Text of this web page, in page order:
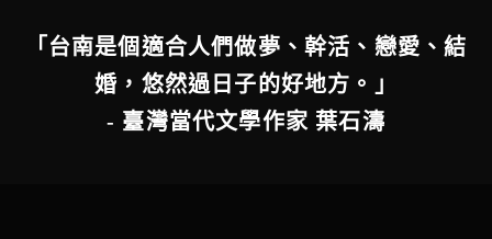
「台南是個適合人們做夢、幹活、戀愛、結
婚，悠然過日子的好地方。」
- 臺灣當代文學作家 葉石濤